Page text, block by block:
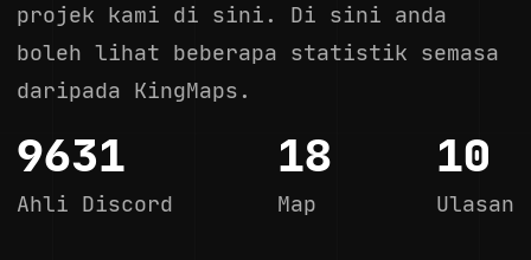
projek kami di sini. Di sini anda
boleh lihat beberapa statistik semasa
daripada KingMaps.
9631
Ahli Discord
18
Map
10
Ulasan